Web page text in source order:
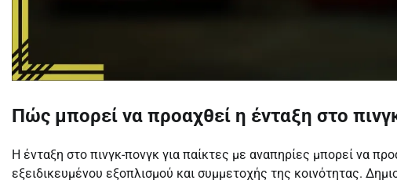
Πώς μπορεί να προαχθεί η ένταξη στο
Η ένταξη στο πινγκ-πονγκ για παίκτες με αναπηρίες μπορεί να
εξειδικευμένου εξοπλισμού και συμμετοχής της κοινότητας.